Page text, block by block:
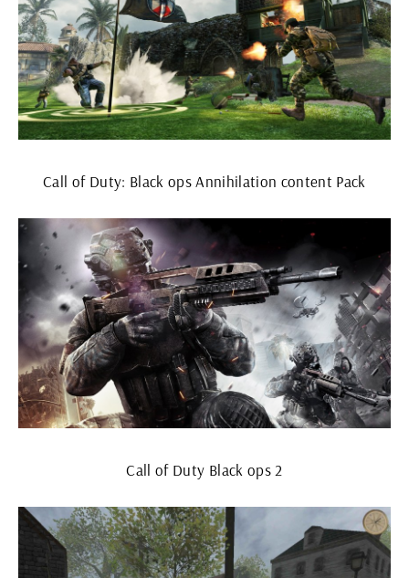
Call of Duty: Black ops Annihilation content Pack
Call of Duty Black ops 2